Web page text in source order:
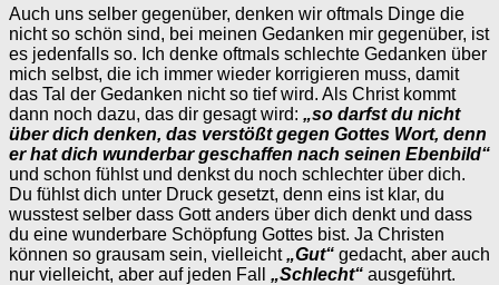
Auch uns selber gegenüber, denken wir oftmals Dinge die
nicht so schön sind, bei meinen Gedanken mir gegenüber, ist
es jedenfalls so. Ich denke oftmals schlechte Gedanken über
mich selbst, die ich immer wieder korrigieren muss, damit
das Tal der Gedanken nicht so tief wird. Als Christ kommt
dann noch dazu, das dir gesagt wird: „so darfst du nicht
über dich denken, das verstößt gegen Gottes Wort, denn
er hat dich wunderbar geschaffen nach seinen Ebenbild“
und schon fühlst und denkst du noch schlechter über dich.
Du fühlst dich unter Druck gesetzt, denn eins ist klar, du
wusstest selber dass Gott anders über dich denkt und dass
du eine wunderbare Schöpfung Gottes bist. Ja Christen
können so grausam sein, vielleicht„Gut“ gedacht, aber auch
nur vielleicht, aber auf jeden Fall „Schlecht“ ausgeführt.